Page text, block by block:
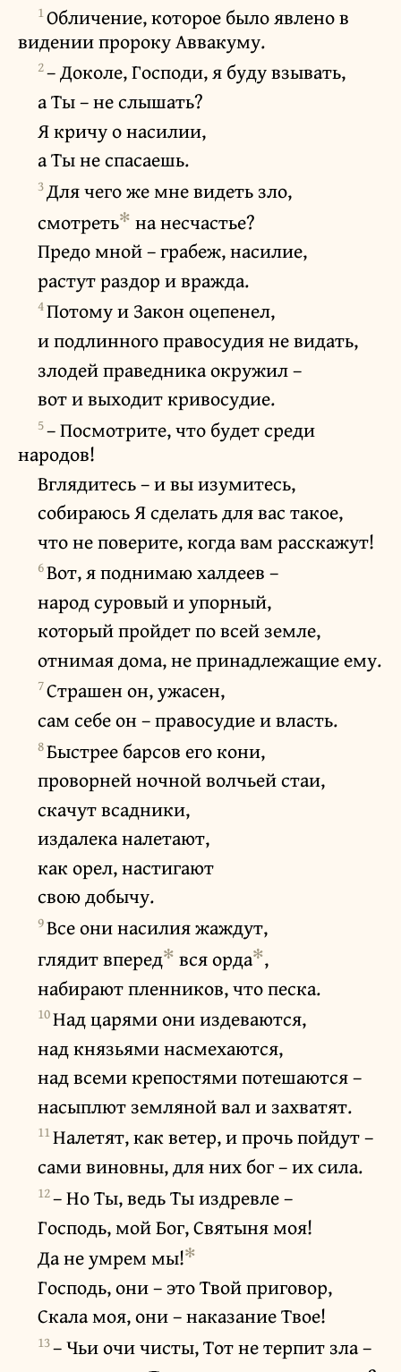
1Обличение, которое было явлено в
видении пророку Аввакуму.
2– Доколе, Господи, я буду взывать,
а Ты – не слышать?
Я кричу о насилии,
а Ты не спасаешь.
3Для чего же мне видеть зло,
смотреть✻ на несчастье?
Предо мной – грабеж, насилие,
растут раздор и вражда.
4Потому и Закон оцепенел,
и подлинного правосудия не видать,
злодей праведника окружил –
вот и выходит кривосудие.
5– Посмотрите, что будет среди
народов!
Вглядитесь – и вы изумитесь,
собираюсь Я сделать для вас такое,
что не поверите, когда вам расскажут!
6Вот, я поднимаю халдеев –
народ суровый и упорный,
который пройдет по всей земле,
отнимая дома, не принадлежащие ему.
7Страшен он, ужасен,
сам себе он – правосудие и власть.
8Быстрее барсов его кони,
проворней ночной волчьей стаи,
скачут всадники,
издалека налетают,
как орел, настигают
свою добычу.
9Все они насилия жаждут,
глядит вперед✻ вся орда✻,
набирают пленников, что песка.
10Над царями они издеваются,
над князьями насмехаются,
над всеми крепостями потешаются –
насыплют земляной вал и захватят.
11Налетят, как ветер, и прочь пойдут –
сами виновны, для них бог – их сила.
12– Но Ты, ведь Ты издревле –
Господь, мой Бог, Святыня моя!
Да не умрем мы!✻
Господь, они – это Твой приговор,
Скала моя, они – наказание Твое!
13– Чьи очи чисты, Тот не терпит зла –